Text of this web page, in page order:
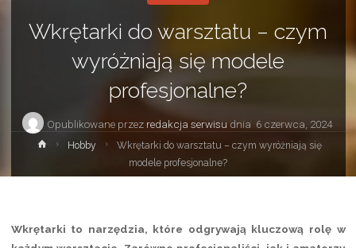
Wkrętarki do warsztatu – czym
wyróżniają się modele
profesjonalne?
Opublikowane przez redakcja serwisu dnia 6 czerwca, 2024
StronaHobby
Wkrętarki do warsztatu – czym wyróżniają się
modele profesjonalne?
Wkrętarki to narzędzia, które odgrywają kluczową rolę w